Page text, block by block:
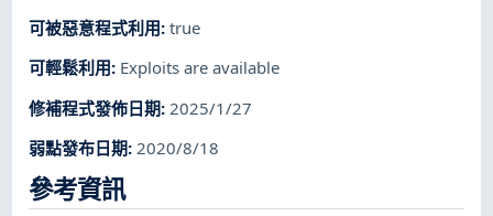
可被惡意程式利用:true
可輕鬆利用: Exploits are available
修補程式發佈日期: 2025/1/27
弱點發布日期:2020/8/18
參考資訊